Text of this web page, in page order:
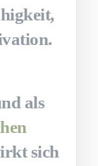
als
sich